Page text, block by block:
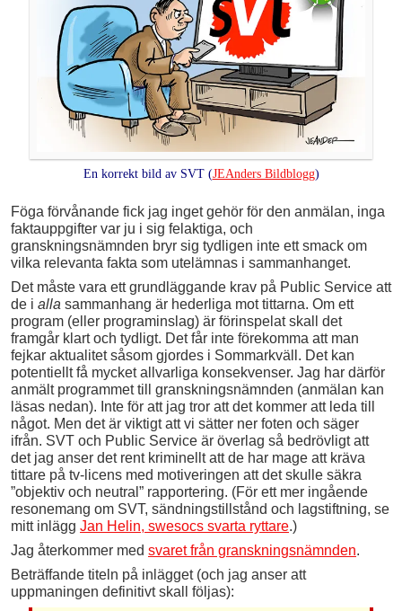
En korrekt bild av SVT (JEAnders Bildblogg)
Föga förvånande fick jag inget gehör för den anmälan, inga
faktauppgifter var ju i sig felaktiga, och
granskningsnämnden bryr sig tydligen inte ett smack om
vilka relevanta fakta som utelämnas i sammanhanget.
Det måste vara ett grundläggande krav på Public Service att
de i alla sammanhang är hederliga mot tittarna. Om ett
program (eller programinslag) är förinspelat skall det
framgår klart och tydligt. Det får inte förekomma att man
fejkar aktualitet såsom gjordes i Sommarkväll. Det kan
potentiellt få mycket allvarliga konsekvenser. Jag har därför
anmält programmet till granskningsnämnden (anmälan kan
läsas nedan). Inte för att jag tror att det kommer att leda till
något. Men det är viktigt att vi sätter ner foten och säger
ifrån. SVT och Public Service är överlag så bedrövligt att
det jag anser det rent kriminellt att de har mage att kräva
tittare på tv-licens med motiveringen att det skulle säkra
”objektiv och neutral” rapportering. (För ett mer ingående
resonemang om SVT, sändningstillstånd och lagstiftning, se
mitt inlägg Jan Helin, swesocs svarta ryttare.)
Jag återkommer med svaret från granskningsnämnden.
Beträffande titeln på inlägget (och jag anser att
uppmaningen definitivt skall följas):